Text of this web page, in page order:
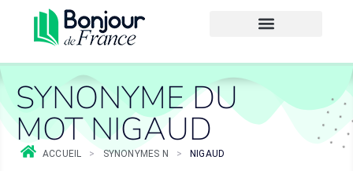
SYNONYME DU
MOT NIGAUD
ACCUEIL > SYNONYMES N > NIGAUD